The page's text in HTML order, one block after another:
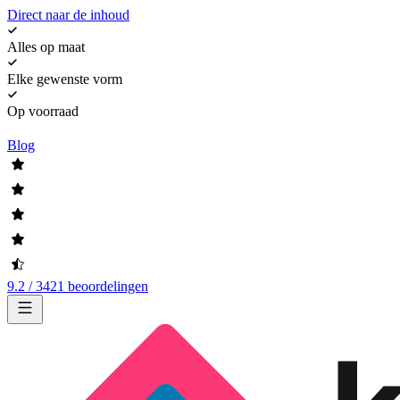
Direct naar de inhoud
Alles op maat
Elke gewenste vorm
Op voorraad
Blog
9.2 / 3421 beoordelingen